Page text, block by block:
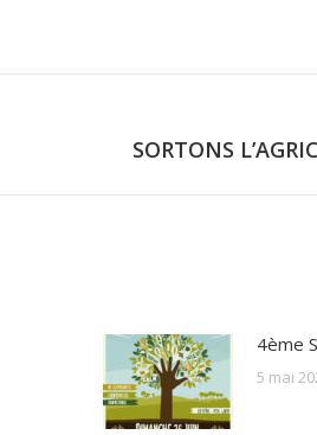
Facebook
NextSORTONS
4ème
5 mai